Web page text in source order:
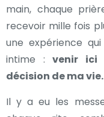
main, chaque
recevoir mille fois
une expérience
intime : venir ici
décision de ma vie.
Il y a eu les